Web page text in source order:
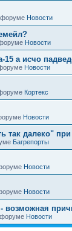
Новости
Новости
а исчо
Новости
Кортекс
Новости
так далеко" при
Багрепорты
Новости
Новости
возможная
Новости